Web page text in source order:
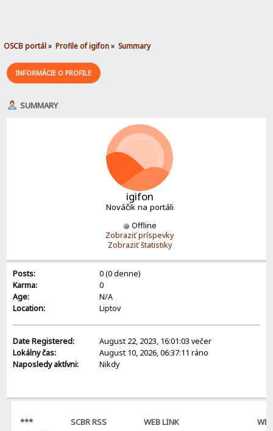
OSCB portál» Profile of igifon» Summary
INFORMÁCIE O PROFILE
SUMMARY
igifon
Nováčik na portáli
Offline
Zobraziť príspevky
Zobraziť štatistiky
Posts:
0 (0 denne)
Karma:
0
Age:
N/A
Location:
Liptov
Date Registered:
August 22, 2023, 16:01:03 večer
Lokálny čas:
August 10, 2026, 06:37:11 ráno
Naposledy aktívni:
Nikdy
*** SCBR RSS WEB LINK
WEB